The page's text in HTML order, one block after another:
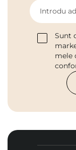
Introdu
Sunt
mele